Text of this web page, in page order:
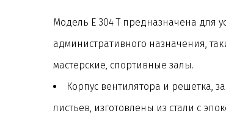
Модель E 304 T предназначена для
административного назначения,
мастерские, спортивные залы.
Корпус вентилятора и решетка,
листьев, изготовлены из стали с